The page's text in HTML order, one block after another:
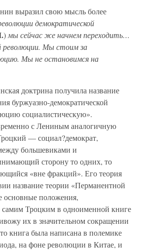
выразил свою мысль более
демократической
) мы сейчас же начнем переходить…
революции. Мы стоим за
Мы не остановимся на
доктрина получила название
буржуазно-демократической
социалистическую».
с Лениным аналогичную
— социал?демократ,
большевиками и
сторону то одних, то
«вне фракций». Его теория
название теории «Перманентной
основные положения,
Троцким в одноименной книге
их в значительном сокращении
книга была написана в полемике
на фоне революции в Китае, и